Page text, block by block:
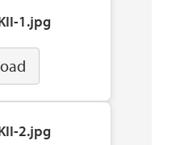
1.jpg
2.jpg